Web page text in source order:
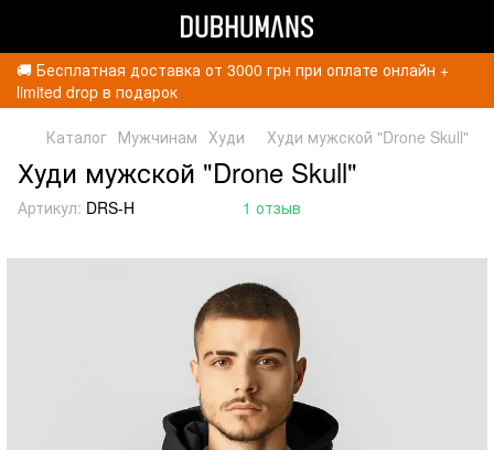
🚚 Бесплатная доставка от 3000 грн при оплате онлайн +
limited drop в подарок
Каталог Мужчинам Худи Худи мужской "Drone Skull"
Худи мужской "Drone Skull"
Артикул: DRS-H 1 отзыв